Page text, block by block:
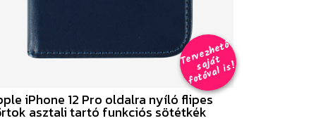
T
er
v
e
z
h
e
t
ő
s
aj
á
t
f
o
t
ó
v
al i
s
!
iPhone 12 Pro oldalra nyíló flipes
asztali tartó funkciós sötétkék